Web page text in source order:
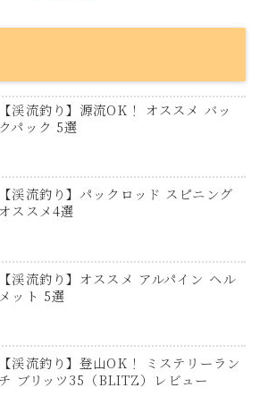
【渓流釣り】源流OK！ オススメ バッ
クパック 5選
【渓流釣り】パックロッド スピニング
オススメ4選
【渓流釣り】オススメ アルパイン ヘル
メット 5選
【渓流釣り】登山OK！ ミステリーラン
チ ブリッツ35（BLITZ）レビュー